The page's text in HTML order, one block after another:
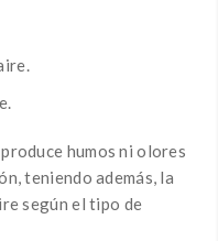
humos ni olores
teniendo además, la
según el tipo de